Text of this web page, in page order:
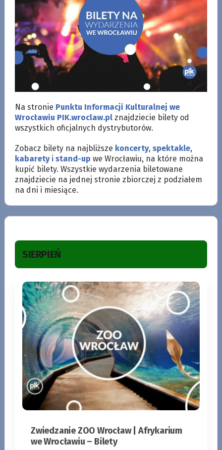
Na stronie Punktu Informacji Kulturalnej we
Wrocławiu PIK.wroclaw.plznajdziecie bilety od
wszystkich oficjalnych dystrybutorów.
Zobacz bilety na najbliższe koncerty, spektakle,
kabaretyi stand-up we Wrocławiu, na które można
kupić bilety. Wszystkie wydarzenia biletowane
znajdziecie na jednej stronie zbiorczej z podziałem
na dni i miesiące.
SIERPIEŃ
Zwiedzanie ZOO Wrocław | Afrykarium
we Wrocławiu – Bilety